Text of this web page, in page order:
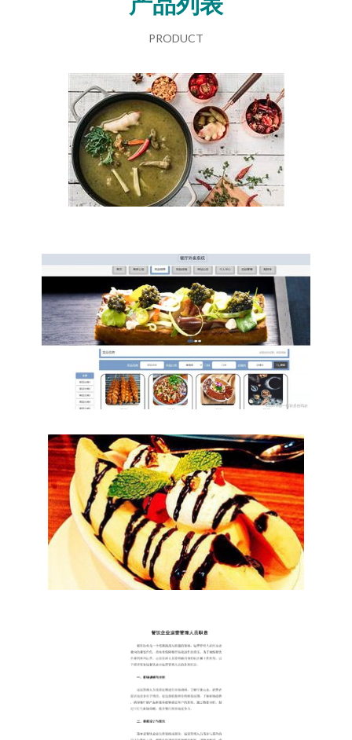
PRODUCT